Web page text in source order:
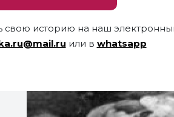
свою историю на наш
или в whatsapp